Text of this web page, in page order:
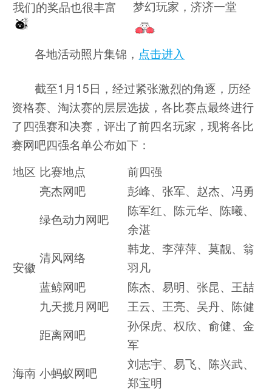
我们的奖品也很丰富 梦幻玩家，济济一堂
各地活动照片集锦， 点击进入
截至1月15日 ，经过紧张激烈的角逐，历经
资格赛、淘汰赛的层层选拔，各比赛点最终进行
了四强赛和决赛，评出了前四名玩家，现将各比
赛网吧四强名单公布如下：
地区 比赛地点 前四强
安徽
亮杰网吧
彭峰、张军、赵杰、冯勇
绿色动力网吧
陈军红、陈元华、陈曦、
余湛
清风网络
韩龙、李萍萍、莫靓、翁
羽凡
蓝鲸网吧
陈杰、易明、张昆、王喆
九天揽月网吧
王云、王亮、吴丹、陈健
距离网吧
孙保虎、权欣、俞健、金
军
海南 小蚂蚁网吧
刘志宇、易飞、陈兴武、
郑宝明